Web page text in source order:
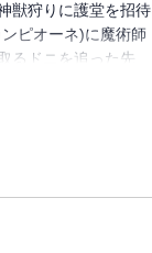
獣狩りに護堂を招待
ピオーネ)に魔術師
るドニを追った先
恵那の三人はどこと